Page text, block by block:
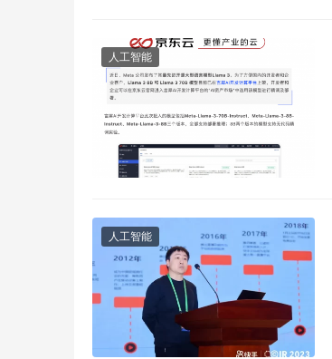
人工智能
人工智能